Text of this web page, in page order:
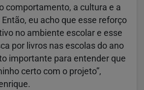
comportamento, a cultura e a
eu acho que esse reforço
no ambiente escolar e esse
por livros nas escolas do ano
importante para entender que
certo com o projeto”,